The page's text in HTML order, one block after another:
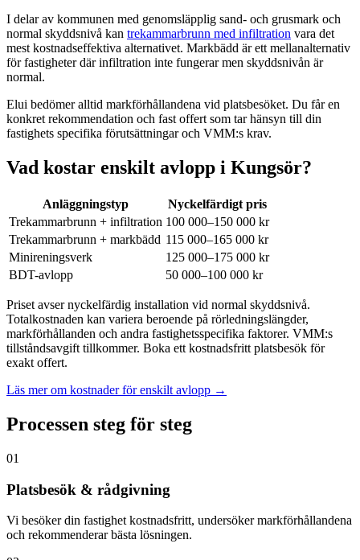
I delar av kommunen med genomsläpplig sand- och grusmark och
normal skyddsnivå kan trekammarbrunn med infiltration vara det
mest kostnadseffektiva alternativet. Markbädd är ett mellanalternativ
för fastigheter där infiltration inte fungerar men skyddsnivån är
normal.
Elui bedömer alltid markförhållandena vid platsbesöket. Du får en
konkret rekommendation och fast offert som tar hänsyn till din
fastighets specifika förutsättningar och VMM:s krav.
Vad kostar enskilt avlopp i Kungsör?
Anläggningstyp
Nyckelfärdigt pris
Trekammarbrunn + infiltration 100 000–150 000 kr
Trekammarbrunn + markbädd 115 000–165 000 kr
Minireningsverk
125 000–175 000 kr
BDT-avlopp
50 000–100 000 kr
Priset avser nyckelfärdig installation vid normal skyddsnivå.
Totalkostnaden kan variera beroende på rörledningslängder,
markförhållanden och andra fastighetsspecifika faktorer. VMM:s
tillståndsavgift tillkommer. Boka ett kostnadsfritt platsbesök för
exakt offert.
Läs mer om kostnader för enskilt avlopp →
Processen steg för steg
01
Platsbesök & rådgivning
Vi besöker din fastighet kostnadsfritt, undersöker markförhållandena
och rekommenderar bästa lösningen.